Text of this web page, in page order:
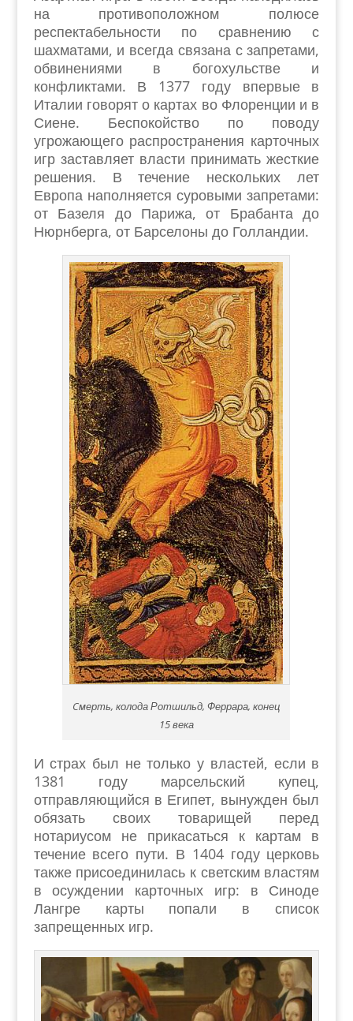
на противоположном полюсе
респектабельности по сравнению с
шахматами, и всегда связана с запретами,
обвинениями в богохульстве и
конфликтами. В 1377 году впервые в
Италии говорят о картах во Флоренции и в
Сиене. Беспокойство по поводу
угрожающего распространения карточных
игр заставляет власти принимать жесткие
решения. В течение нескольких лет
Европа наполняется суровыми запретами:
от Базеля до Парижа, от Брабанта до
Нюрнберга, от Барселоны до Голландии.
Cмерть, колода Ротшильд, Феррара, конец
15 века
И страх был не только у властей, если в
1381 году марсельский купец,
отправляющийся в Египет, вынужден был
обязать своих товарищей перед
нотариусом не прикасаться к картам в
течение всего пути. В 1404 году церковь
также присоединилась к светским властям
в осуждении карточных игр: в Синоде
Лангре карты попали в список
запрещенных игр.